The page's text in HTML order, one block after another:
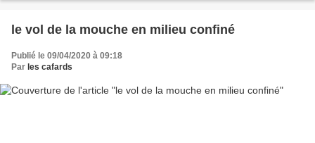
le vol de la mouche en milieu confiné
Publié le 09/04/2020 à 09:18
Par les cafards